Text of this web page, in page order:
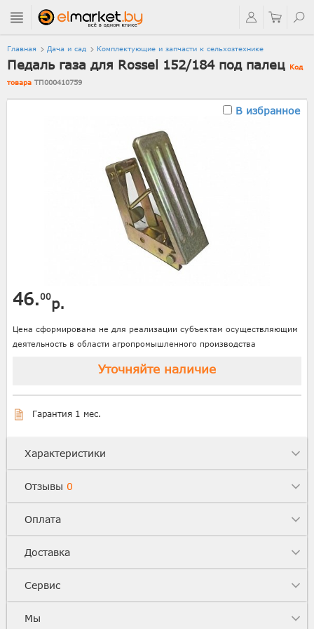
Главная Дача и сад Комплектующие и запчасти к сельхозтехнике
Педаль газа для Rossel 152/184 под палец Код
товара ТП000410759
В избранное
46.00р.
Цена сформирована не для реализации субъектам осуществляющим
деятельность в области агропромышленного производства
Уточняйте наличие
Гарантия 1 мес.
Характеристики
Отзывы 0
Оплата
Доставка
Сервис
Мы